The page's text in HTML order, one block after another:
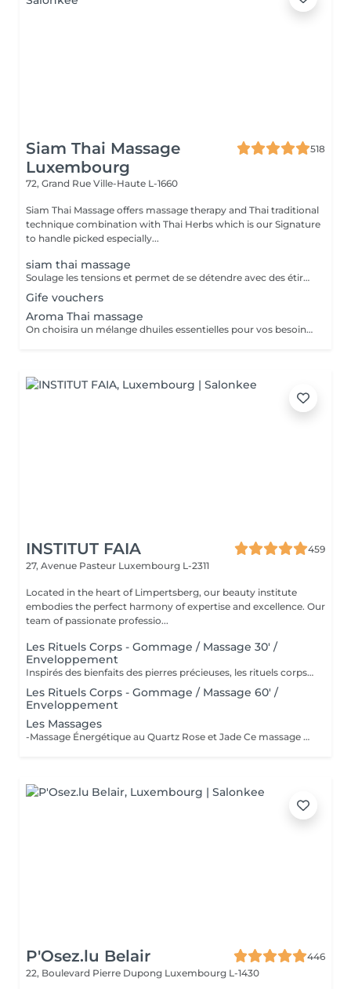
Siam Thai Massage
Luxembourg
518
72, Grand Rue Ville-Haute L-1660
Siam Thai Massage offers massage therapy and Thai traditional
technique combination with Thai Herbs which is our Signature
to handle picked especially...
siam thai massage
Soulage les tensions et permet de se détendre avec des étirements délicats de votre corps pour améliorer la mobilité et la flexibilité, suivie par les techniques de massage thaï par des pressions, sans utilisation dhuile.
Gife vouchers
Aroma Thai massage
On choisira un mélange dhuiles essentielles pour vos besoins physiques. Un massage thérapeutique à laide dune technique spéciale pour vider les poches de liquide lymphatique et de rétention deau. Ce traitement est conçu pour aider à stimuler la circulation et daccroître la capacité du corps à éliminer les toxines et à absorber les éléments nutritifs. Vos huiles essentielles préférées peuvent être sélectionnées à votre arrivée.
INSTITUT FAIA
459
27, Avenue Pasteur Luxembourg L-2311
Located in the heart of Limpertsberg, our beauty institute
embodies the perfect harmony of expertise and excellence. Our
team of passionate professio...
Les Rituels Corps - Gommage / Massage 30' /
Enveloppement
Inspirés des bienfaits des pierres précieuses, les rituels corps Gemology associent techniques de massage expertes et actifs minéraux pour offrir un moment de détente absolue. Chaque soin est conçu pour rééquilibrer, hydrater, raffermir ou détoxifier la peau, tout en apaisant le corps et l'esprit. Une expérience sensorielle unique, où luxe et efficacité se rencontrent pour révéler l'éclat naturel de votre peau.
Les Rituels Corps - Gommage / Massage 60' /
Enveloppement
Les Massages
-Massage Énergétique au Quartz Rose et Jade Ce massage unique associe la puissance vibratoire des pierres précieuses à des manuvres profondes et relaxantes. Grâce au quartz rose et au jade, il rééquilibre les énergies, relâche les tensions et réveille l'éclat intérieur. Un véritable soin holistique, pour le corps et l'esprit. -Massage Ressourçant Future Maman Spécialement conçu pour accompagner la femme enceinte en douceur, ce massage soulage les tensions, améliore la circulation et procure une profonde sensation de bien-être. Réalisé avec des mouvements enveloppants et des produits adaptés, il offre un moment précieux de connexion avec soi et avec bébé.
P'Osez.lu Belair
446
22, Boulevard Pierre Dupong Luxembourg L-1430